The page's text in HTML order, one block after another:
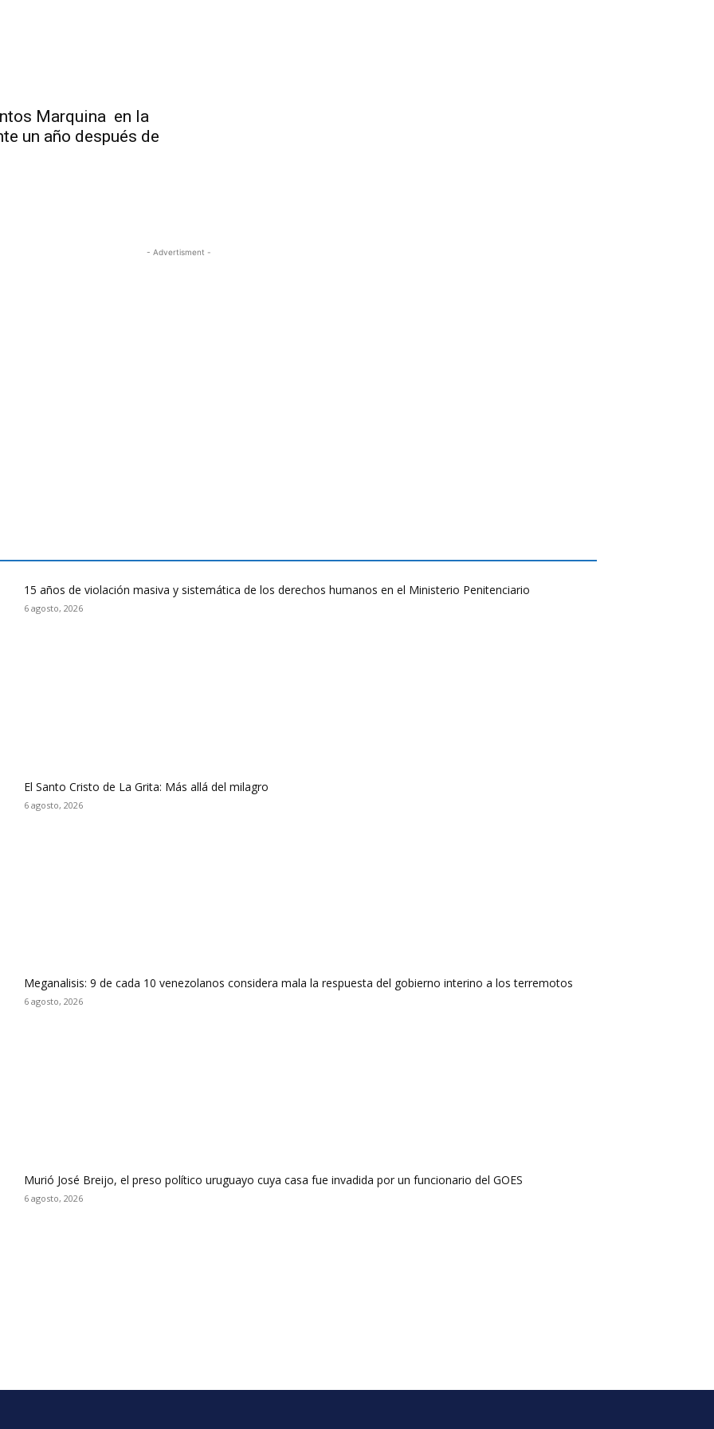
Marquina en la
un año después de
- Advertisment -
15 años de violación masiva y sistemática de los derechos humanos en el Ministerio Penitenciario
6 agosto, 2026
El Santo Cristo de La Grita: Más allá del milagro
6 agosto, 2026
Meganalisis: 9 de cada 10 venezolanos considera mala la respuesta del gobierno interino a los terremotos
6 agosto, 2026
Murió José Breijo, el preso político uruguayo cuya casa fue invadida por un funcionario del GOES
6 agosto, 2026